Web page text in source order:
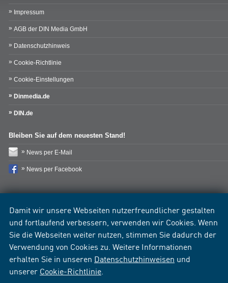
Damit wir unsere Webseiten nutzerfreundlicher gestalten
und fortlaufend verbessern, verwenden wir Cookies. Wenn
Sie die Webseiten weiter nutzen, stimmen Sie dadurch der
Verwendung von Cookies zu. Weitere Informationen
erhalten Sie in unseren Datenschutzhinweisen und
unserer Cookie-Richtlinie
Impressum
AGB der DIN Media GmbH
Datenschutzhinweis
Cookie-Richtlinie
Cookie-Einstellungen
Dinmedia.de
DIN.de
Bleiben Sie auf dem neuesten Stand!
News per E-Mail
News per Facebook